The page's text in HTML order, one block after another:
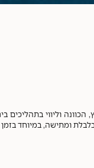
וליווי בתהליכים
ומתישה, במיוחד בזמן